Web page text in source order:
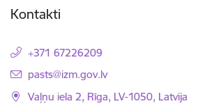
Kontakti
+371 67226209
E-pasts:
pasts@izm.gov.lv
Vaļņu iela 2, Rīga, LV-1050, Latvija